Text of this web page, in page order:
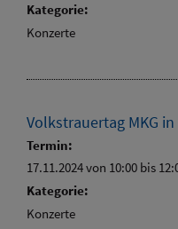
Kategorie:
Konzerte
Volkstrauertag MKG
Termin:
17.11.2024 von 10:00 bis
Kategorie:
Konzerte